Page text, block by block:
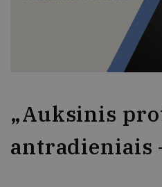
„Auksinis
antradieniais